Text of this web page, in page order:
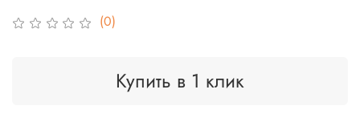
(0)
Купить в 1 клик